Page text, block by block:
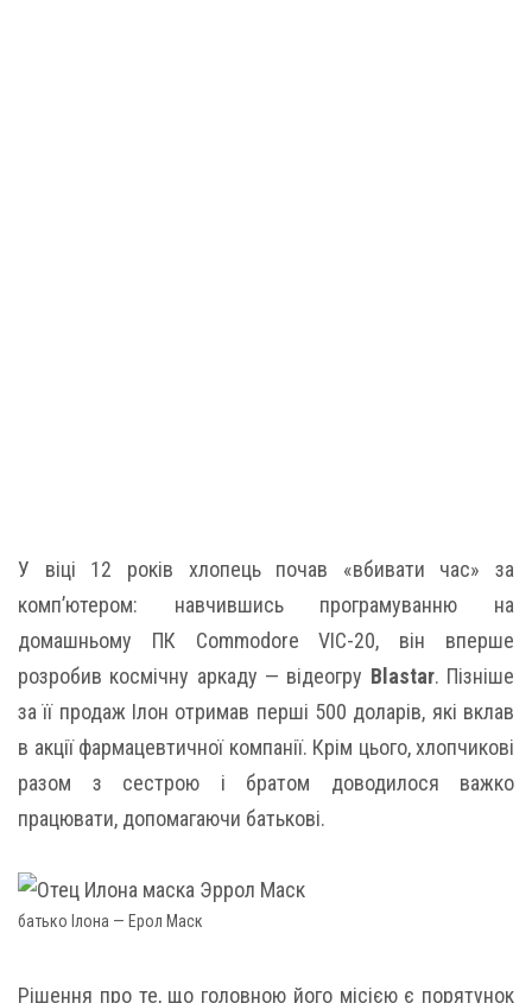
У віці 12 років хлопець почав «вбивати час» за
комп’ютером: навчившись програмуванню на
домашньому ПК Commodore VIC-20, він вперше
розробив космічну аркаду — відеогру Blastar. Пізніше
за її продаж Ілон отримав перші 500 доларів, які вклав
в акції фармацевтичної компанії. Крім цього, хлопчикові
разом з сестрою і братом доводилося важко
працювати, допомагаючи батькові.
батько Ілона — Ерол Маск
Рішення про те, що головною його місією є порятунок